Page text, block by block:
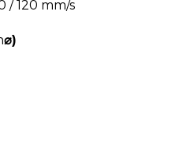
/ 120 mm/s
⌀)